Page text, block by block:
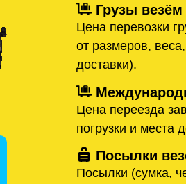
Грузы
Цена перевозки
от размеров,
доставки).
Цена переезда
погрузки и места
Посылки
Посылки (сумка,